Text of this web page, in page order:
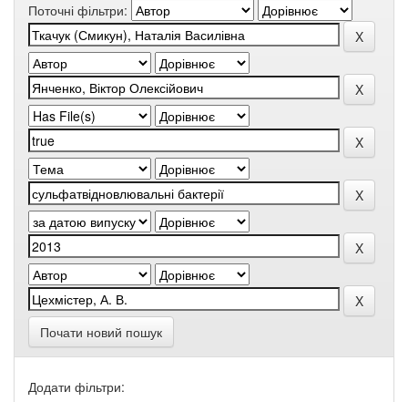
Поточні фільтри:
Почати новий пошук
Додати фільтри: